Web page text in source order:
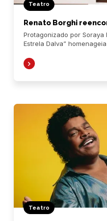
Teatro
Renato Borghi
Protagonizado por Soraya
Estrela Dalva”
Teatro